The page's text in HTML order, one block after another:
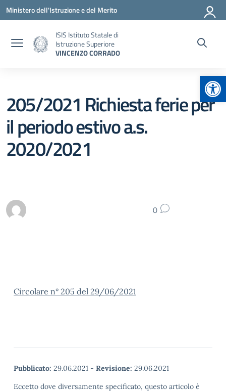
Vai ai contenuti
Vai al menu di navigazione
Vai al footer
Ministero dell'Istruzione e del Merito
ISIS Istituto Statale di
Istruzione Superiore
VINCENZO CORRADO
205/2021 Richiesta ferie per
il periodo estivo a.s.
2020/2021
0
Circolare n° 205 del 29/06/2021
Pubblicato: 29.06.2021 - Revisione: 29.06.2021
Eccetto dove diversamente specificato, questo articolo è